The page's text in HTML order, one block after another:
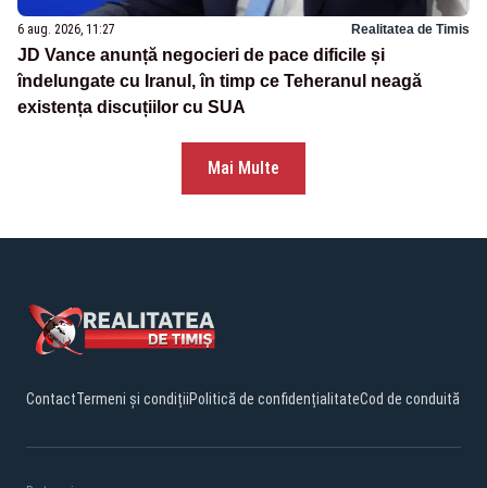
6 aug. 2026, 11:27 Realitatea de Timis
JD Vance anunță negocieri de pace dificile și
îndelungate cu Iranul, în timp ce Teheranul neagă
existența discuțiilor cu SUA
Mai Multe
ContactTermeni și condițiiPolitică de confidențialitateCod de conduită